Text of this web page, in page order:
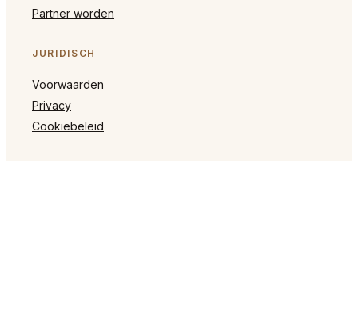
Partner worden
JURIDISCH
Voorwaarden
Privacy
Cookiebeleid